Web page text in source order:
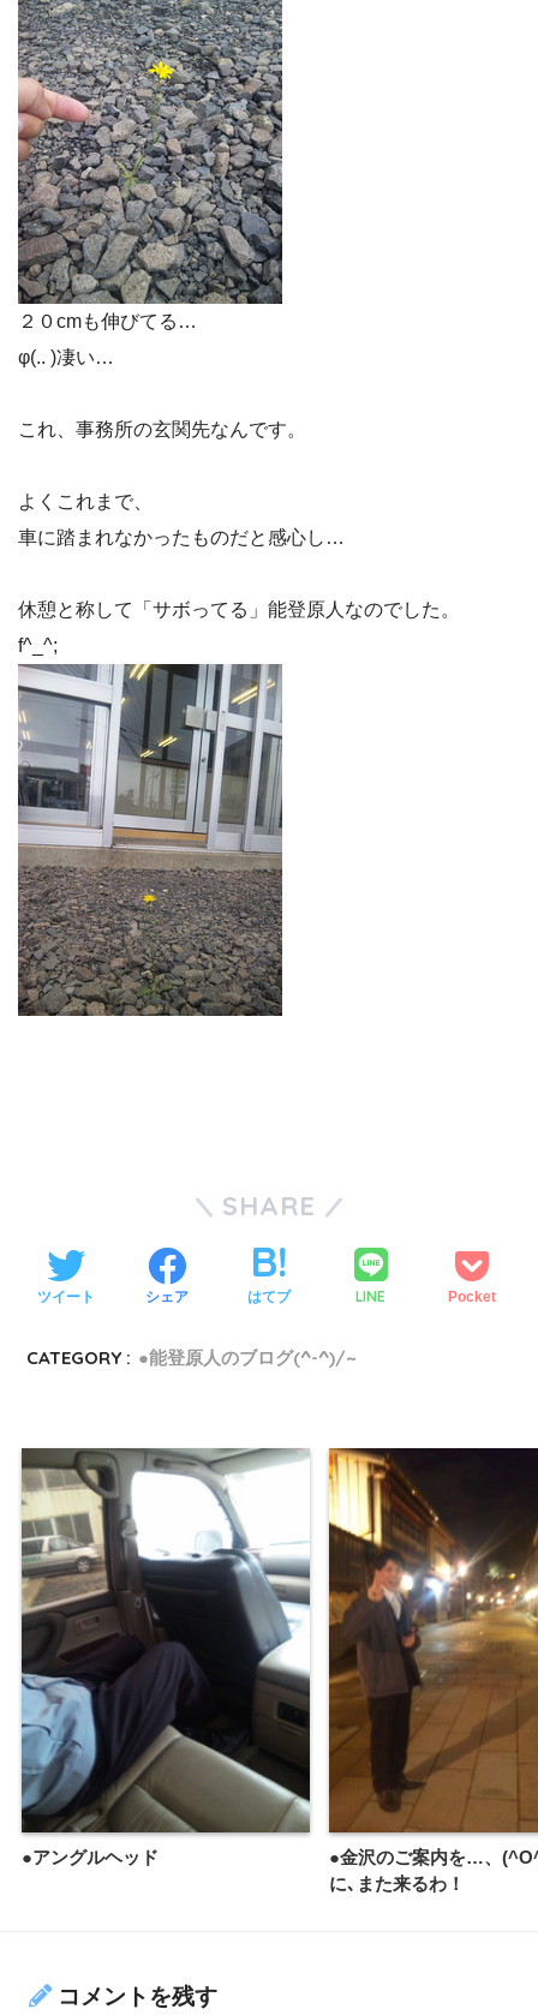
２０cmも伸びてる…
φ(.. )凄い…
これ、事務所の玄関先なんです。
よくこれまで、
車に踏まれなかったものだと感心し…
休憩と称して「サボってる」能登原人なのでした。
f^_^;
SHARE
ツイート シェア はてブ LINE Pocket
CATEGORY : ●能登原人のブログ(^-^)/~
●アングルヘッド
●金沢のご案内を…、
に､また来るわ！
コメントを残す